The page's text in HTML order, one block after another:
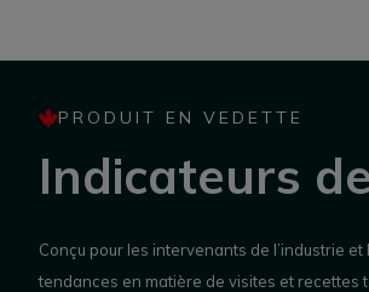
PRODUIT EN VEDETTE
Indicateurs
Conçu pour les intervenants de l’industrie
tendances en matière de visites et recettes